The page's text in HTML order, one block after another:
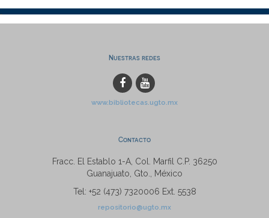
Nuestras redes
www.bibliotecas.ugto.mx
Contacto
Fracc. El Establo 1-A, Col. Marfil C.P. 36250
Guanajuato, Gto., México
Tel: +52 (473) 7320006 Ext. 5538
repositorio@ugto.mx